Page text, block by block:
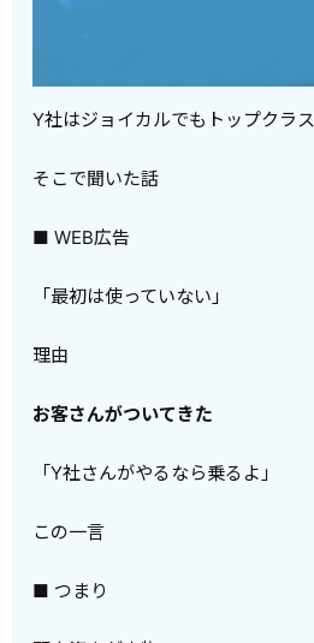
Y社はジョイカルでもトップクラス
そこで聞いた話
■ WEB広告
「最初は使っていない」
理由
お客さんがついてきた
「Y社さんがやるなら乗るよ」
この一言
■ つまり